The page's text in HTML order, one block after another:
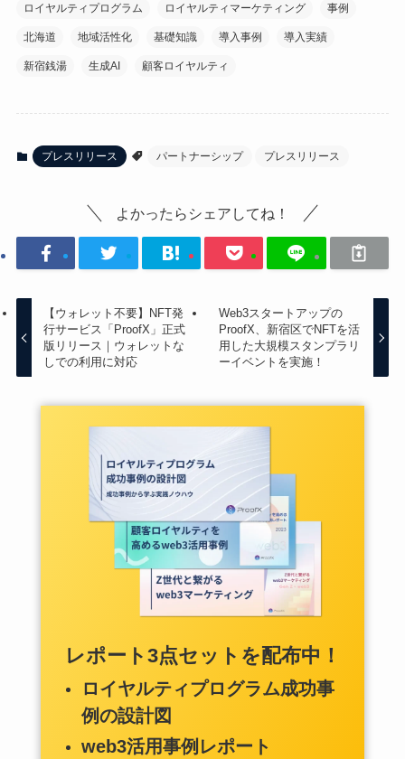
ロイヤルティプログラム ロイヤルティマーケティング 事例
北海道 地域活性化 基礎知識 導入事例 導入実績
新宿銭湯 生成AI 顧客ロイヤルティ
プレスリリース パートナーシップ プレスリリース
よかったらシェアしてね！
【ウォレット不要】NFT発
行サービス「ProofX」正式
版リリース｜ウォレットな
しでの利用に対応
Web3スタートアップの
ProofX、新宿区でNFTを活
用した大規模スタンプラリ
ーイベントを実施！
レポート3点セットを配布中！
ロイヤルティプログラム成功事
例の設計図
web3活用事例レポート